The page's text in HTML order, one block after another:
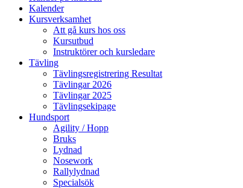
Kalender
Kursverksamhet
Att gå kurs hos oss
Kursutbud
Instruktörer och kursledare
Tävling
Tävlingsregistrering Resultat
Tävlingar 2026
Tävlingar 2025
Tävlingsekipage
Hundsport
Agility / Hopp
Bruks
Lydnad
Nosework
Rallylydnad
Specialsök